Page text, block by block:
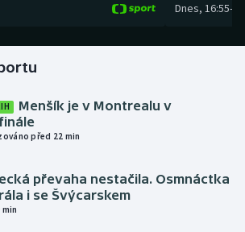
Dnes, 16:55-
Menšík je v Montrealu v
před 22 min
převaha nestačila. Osmnáctka
i se Švýcarskem